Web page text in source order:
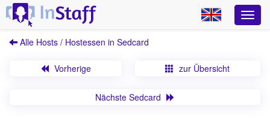
Alle Hosts / Hostessen in Sedcard
Vorherige zur Übersicht
Nächste Sedcard